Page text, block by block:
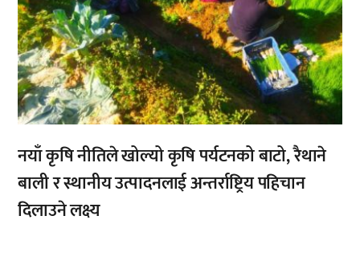
नयाँ कृषि नीतिले खोल्यो कृषि पर्यटनको बाटो, रैथाने
बाली र स्थानीय उत्पादनलाई अन्तर्राष्ट्रिय पहिचान
दिलाउने लक्ष्य